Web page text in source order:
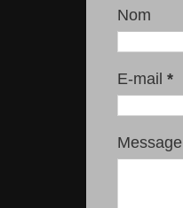
Nom
E-mail *
Message